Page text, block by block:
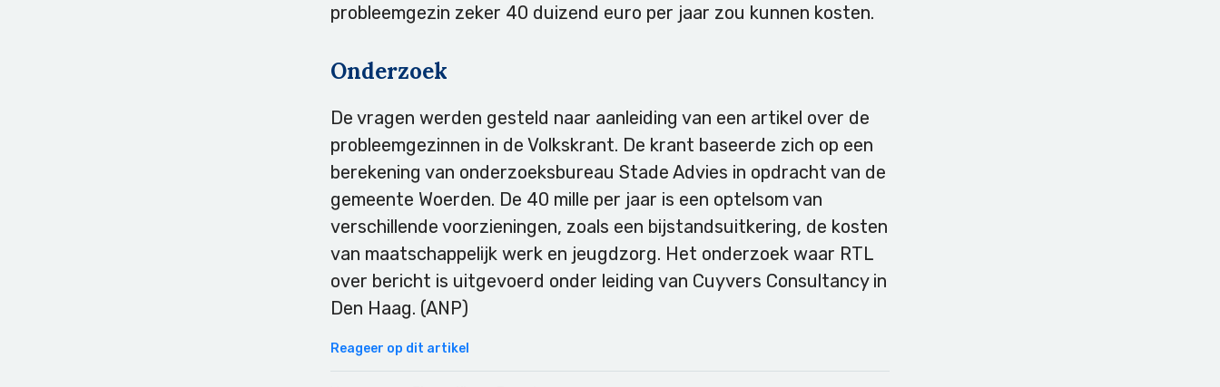
probleemgezin zeker 40 duizend euro per jaar zou kunnen kosten.
Onderzoek
De vragen werden gesteld naar aanleiding van een artikel over de
probleemgezinnen in de Volkskrant. De krant baseerde zich op een
berekening van onderzoeksbureau Stade Advies in opdracht van de
gemeente Woerden. De 40 mille per jaar is een optelsom van
verschillende voorzieningen, zoals een bijstandsuitkering, de kosten
van maatschappelijk werk en jeugdzorg. Het onderzoek waar RTL
over bericht is uitgevoerd onder leiding van Cuyvers Consultancy in
Den Haag. (ANP)
Reageer op dit artikel